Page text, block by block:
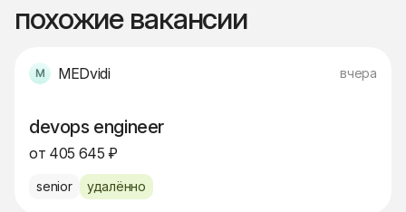
похожие вакансии
MEDvidi вчера
devops engineer
от 405 645 ₽
senior удалённо